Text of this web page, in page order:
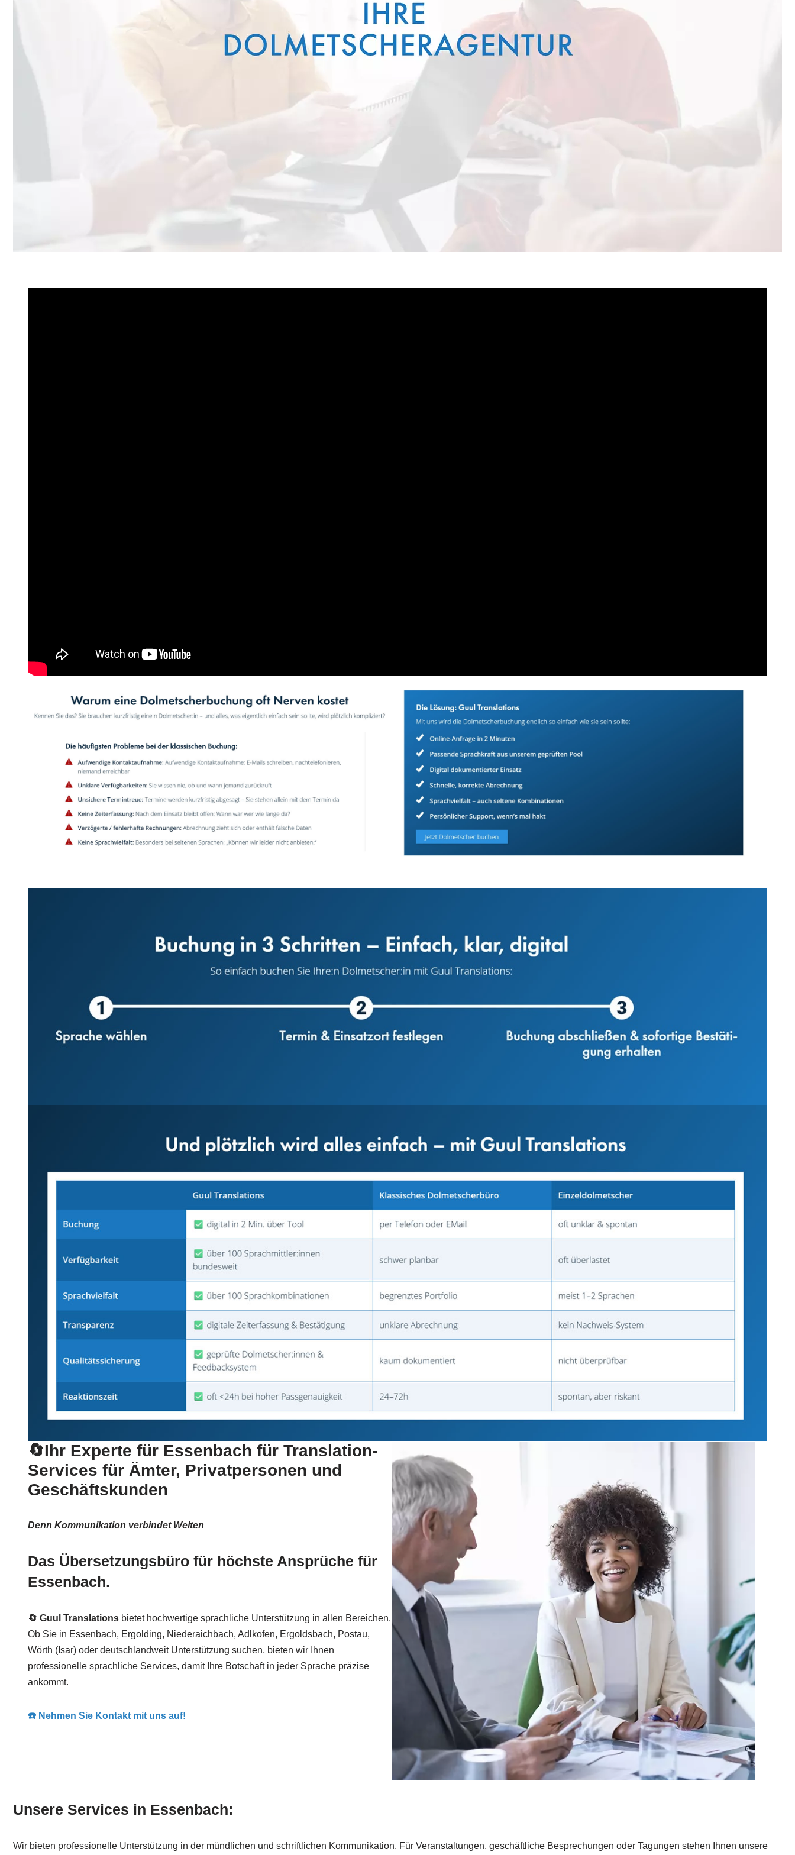
🔄Ihr Experte für Essenbach für Translation-
Services für Ämter, Privatpersonen und
Geschäftskunden
Denn Kommunikation verbindet Welten
Das Übersetzungsbüro für höchste Ansprüche für
Essenbach.
🔄 Guul Translations bietet hochwertige sprachliche Unterstützung in allen Bereichen.
Ob Sie in Essenbach, Ergolding, Niederaichbach, Adlkofen, Ergoldsbach, Postau,
Wörth (Isar) oder deutschlandweit Unterstützung suchen, bieten wir Ihnen
professionelle sprachliche Services, damit Ihre Botschaft in jeder Sprache präzise
ankommt.
☎️ Nehmen Sie Kontakt mit uns auf!
Unsere Services in Essenbach:
Wir bieten professionelle Unterstützung in der mündlichen und schriftlichen Kommunikation. Für Veranstaltungen, geschäftliche Besprechungen oder Tagungen stehen Ihnen unsere